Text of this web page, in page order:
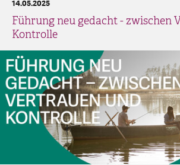
Führung neu gedacht - zwischen
Kontrolle
14.05.2025